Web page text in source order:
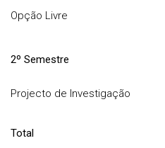
Opção Livre
2º Semestre
Projecto de Investigação
Total